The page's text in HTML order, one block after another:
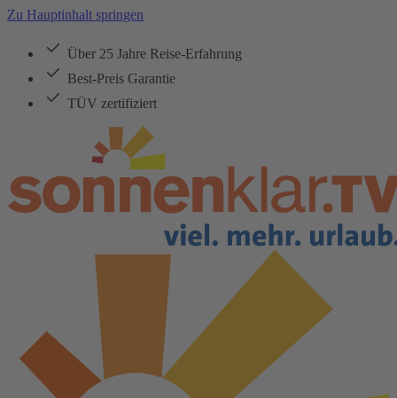
Zu Hauptinhalt springen
Über 25 Jahre Reise-Erfahrung
Best-Preis Garantie
TÜV zertifiziert